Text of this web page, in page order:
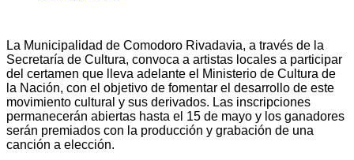
La Municipalidad de Comodoro Rivadavia, a través de la
Secretaría de Cultura, convoca a artistas locales a participar
del certamen que lleva adelante el Ministerio de Cultura de
la Nación, con el objetivo de fomentar el desarrollo de este
movimiento cultural y sus derivados. Las inscripciones
permanecerán abiertas hasta el 15 de mayo y los ganadores
serán premiados con la producción y grabación de una
canción a elección.